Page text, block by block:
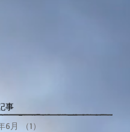
事
6月 （1）